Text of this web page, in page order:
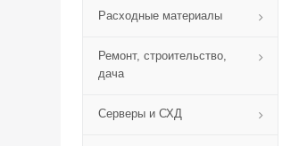
Расходные материалы
Ремонт, строительство,
дача
Серверы и СХД